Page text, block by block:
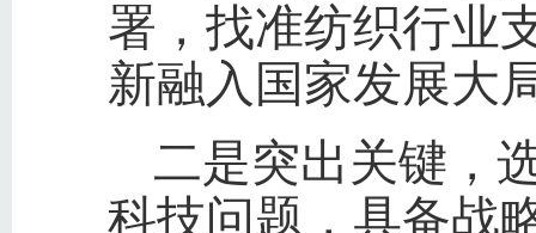
署，找准纺织行业
新融入国家发展大
二是突出关键，
科技问题，具备战